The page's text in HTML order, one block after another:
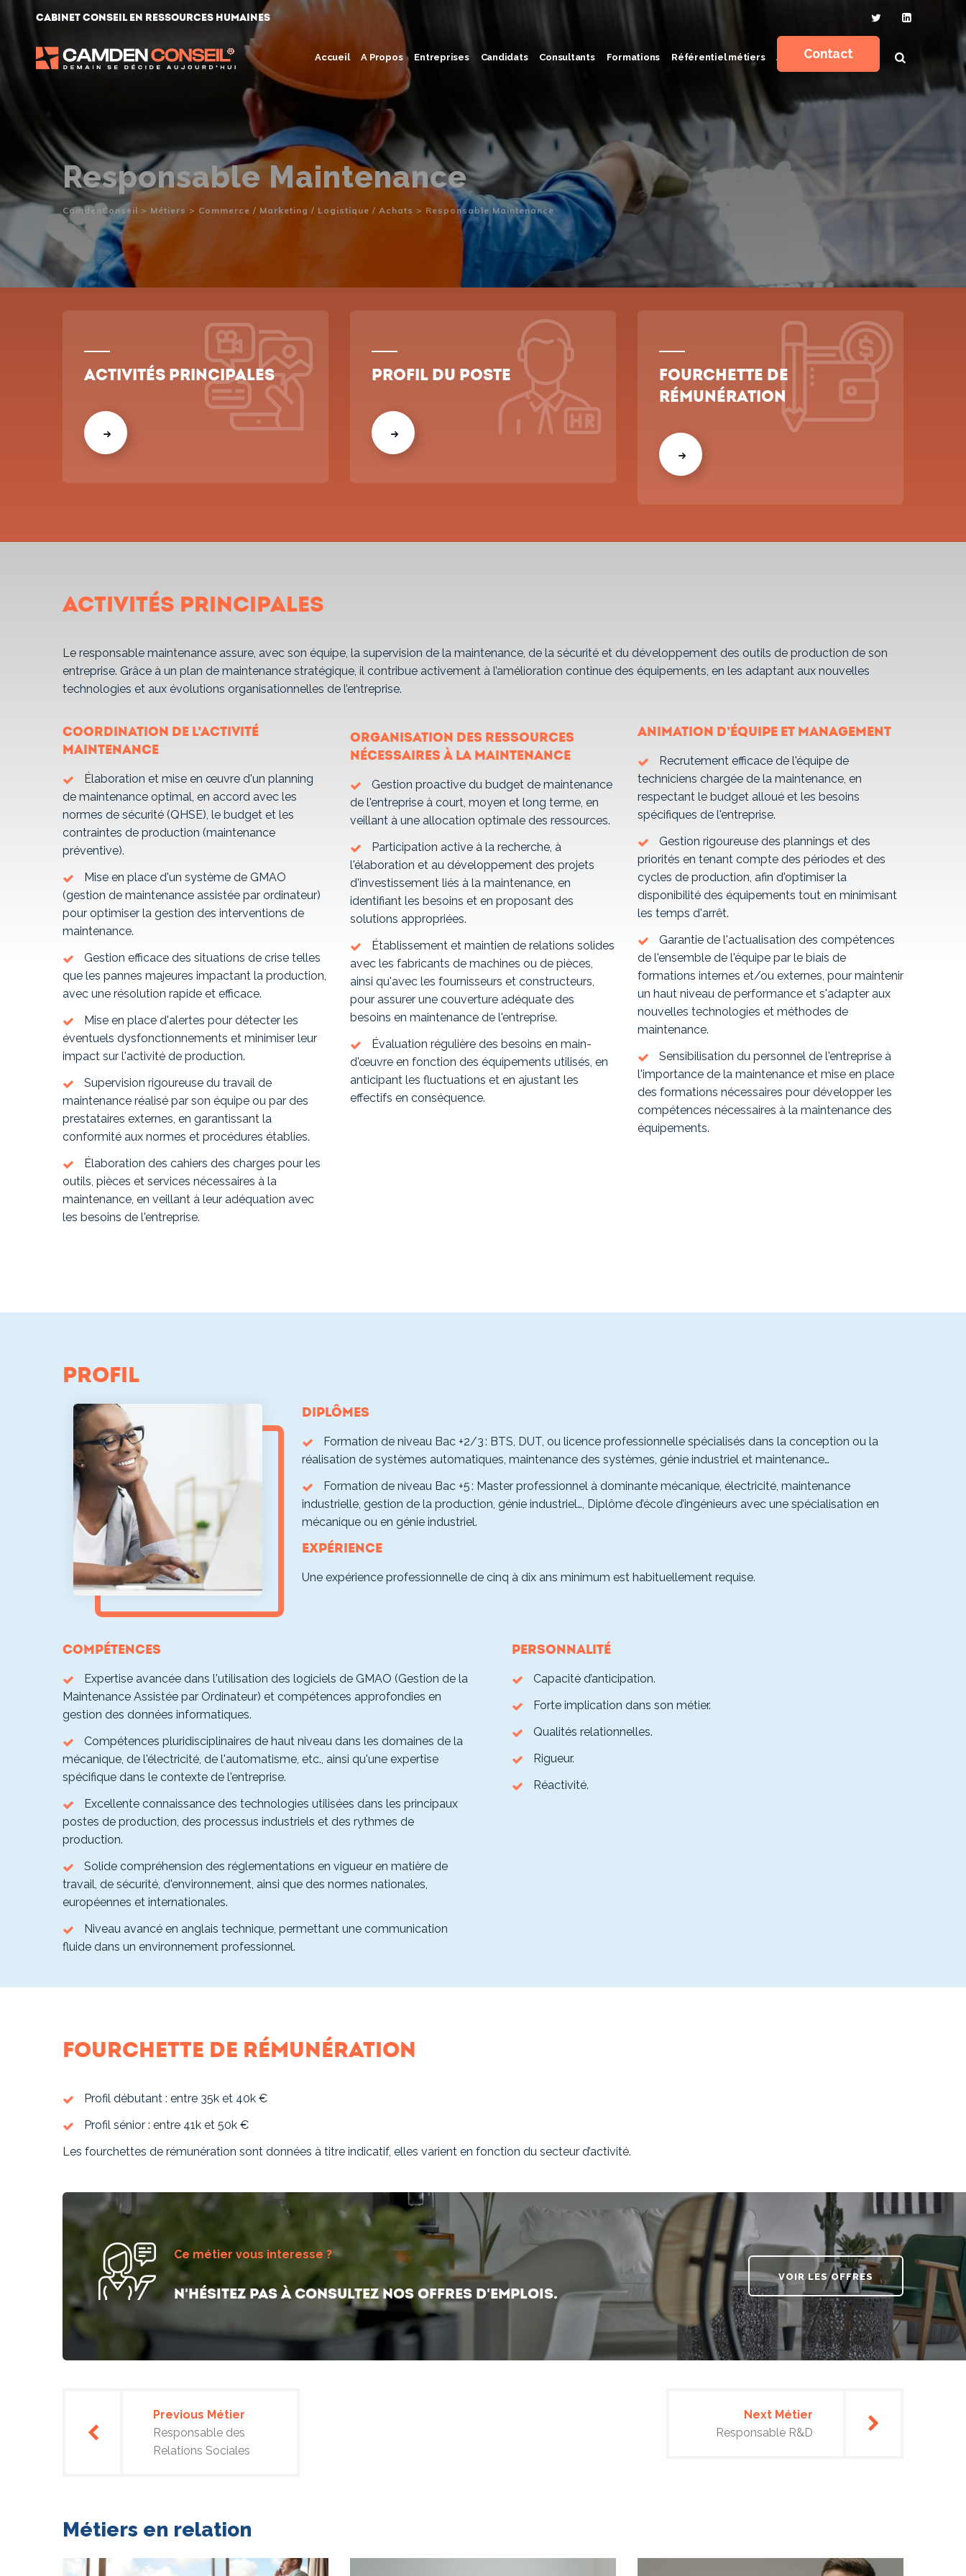
content
Cabinet conseil en ressources humaines
Accueil A Propos Entreprises Candidats Consultants Formations Référentiel métiers ActualitésContact
Responsable Maintenance
CamdenConseil > Métiers > Commerce / Marketing / Logistique / Achats > Responsable Maintenance
Activités Principales Profil du poste
Fourchette de
rémunération
Activités Principales
Le responsable maintenance assure, avec son équipe, la supervision de la maintenance, de la sécurité et du développement des outils de production de son
entreprise. Grâce à un plan de maintenance stratégique, il contribue activement à l’amélioration continue des équipements, en les adaptant aux nouvelles
technologies et aux évolutions organisationnelles de l’entreprise.
Coordination de l’activité
maintenance
Élaboration et mise en œuvre d'un planning
de maintenance optimal, en accord avec les
normes de sécurité (QHSE), le budget et les
contraintes de production (maintenance
préventive).
Mise en place d'un système de GMAO
(gestion de maintenance assistée par ordinateur)
pour optimiser la gestion des interventions de
maintenance.
Gestion efficace des situations de crise telles
que les pannes majeures impactant la production,
avec une résolution rapide et efficace.
Mise en place d'alertes pour détecter les
éventuels dysfonctionnements et minimiser leur
impact sur l'activité de production.
Supervision rigoureuse du travail de
maintenance réalisé par son équipe ou par des
prestataires externes, en garantissant la
conformité aux normes et procédures établies.
Élaboration des cahiers des charges pour les
outils, pièces et services nécessaires à la
maintenance, en veillant à leur adéquation avec
les besoins de l'entreprise.
Organisation des ressources
nécessaires à la maintenance
Gestion proactive du budget de maintenance
de l'entreprise à court, moyen et long terme, en
veillant à une allocation optimale des ressources.
Participation active à la recherche, à
l'élaboration et au développement des projets
d'investissement liés à la maintenance, en
identifiant les besoins et en proposant des
solutions appropriées.
Établissement et maintien de relations solides
avec les fabricants de machines ou de pièces,
ainsi qu'avec les fournisseurs et constructeurs,
pour assurer une couverture adéquate des
besoins en maintenance de l'entreprise.
Évaluation régulière des besoins en main-
d'œuvre en fonction des équipements utilisés, en
anticipant les fluctuations et en ajustant les
effectifs en conséquence.
Animation d’équipe et management
Recrutement efficace de l'équipe de
techniciens chargée de la maintenance, en
respectant le budget alloué et les besoins
spécifiques de l'entreprise.
Gestion rigoureuse des plannings et des
priorités en tenant compte des périodes et des
cycles de production, afin d'optimiser la
disponibilité des équipements tout en minimisant
les temps d'arrêt.
Garantie de l'actualisation des compétences
de l'ensemble de l'équipe par le biais de
formations internes et/ou externes, pour maintenir
un haut niveau de performance et s'adapter aux
nouvelles technologies et méthodes de
maintenance.
Sensibilisation du personnel de l'entreprise à
l'importance de la maintenance et mise en place
des formations nécessaires pour développer les
compétences nécessaires à la maintenance des
équipements.
Profil
Diplômes
Formation de niveau Bac +2/3 : BTS, DUT, ou licence professionnelle spécialisés dans la conception ou la
réalisation de systèmes automatiques, maintenance des systèmes, génie industriel et maintenance…
Formation de niveau Bac +5 : Master professionnel à dominante mécanique, électricité, maintenance
industrielle, gestion de la production, génie industriel…, Diplôme d’école d’ingénieurs avec une spécialisation en
mécanique ou en génie industriel.
Expérience
Une expérience professionnelle de cinq à dix ans minimum est habituellement requise.
Compétences
Expertise avancée dans l'utilisation des logiciels de GMAO (Gestion de la
Maintenance Assistée par Ordinateur) et compétences approfondies en
gestion des données informatiques.
Compétences pluridisciplinaires de haut niveau dans les domaines de la
mécanique, de l'électricité, de l'automatisme, etc., ainsi qu'une expertise
spécifique dans le contexte de l'entreprise.
Excellente connaissance des technologies utilisées dans les principaux
postes de production, des processus industriels et des rythmes de
production.
Solide compréhension des réglementations en vigueur en matière de
travail, de sécurité, d'environnement, ainsi que des normes nationales,
européennes et internationales.
Niveau avancé en anglais technique, permettant une communication
fluide dans un environnement professionnel.
Personnalité
Capacité d’anticipation.
Forte implication dans son métier.
Qualités relationnelles.
Rigueur.
Réactivité.
Fourchette de rémunération
Profil débutant : entre 35k et 40k €
Profil sénior : entre 41k et 50k €
Les fourchettes de rémunération sont données à titre indicatif, elles varient en fonction du secteur d’activité.
Ce métier vous interesse ?
N'hésitez pas à consultez nos offres d'emplois.
VOIR LES OFFRES
Navigation
de
Previous Métier
Responsable des
Relations Sociales
Next Métier
Responsable R&D
Métiers en relation